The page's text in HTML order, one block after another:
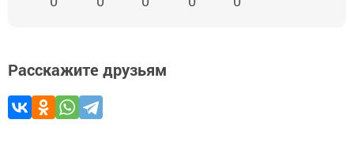
Расскажите друзьям